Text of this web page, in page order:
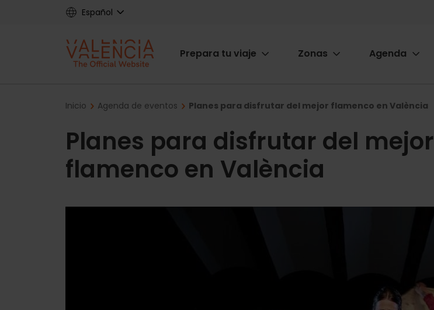
Español
Main
Prepara tu viaje Zonas Agenda
Breadcrumb
Inicio Agenda de eventos Planes para disfrutar del mejor flamenco en València
Planes para disfrutar del mejor
flamenco en València